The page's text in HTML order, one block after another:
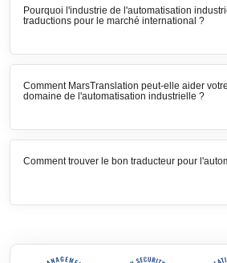
Pourquoi l'industrie de l'automatisation
traductions pour le marché international ?
Comment MarsTranslation peut-elle aider
domaine de l'automatisation industrielle ?
Comment trouver le bon traducteur pour